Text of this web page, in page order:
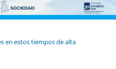
en estos tiempos de alta